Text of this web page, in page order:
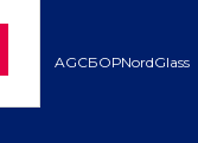
AGCБОРNordGlass